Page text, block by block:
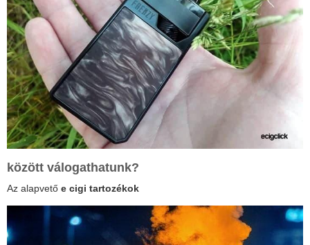
között válogathatunk?
Az alapvető e cigi tartozékok